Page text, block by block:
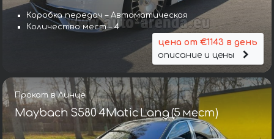
Коробка передач – Автоматическая
Количество мест – 4
цена от €1143 в день
описание и цены
Прокат в Линце
Maybach S580 4Matic Lang (5 мест)